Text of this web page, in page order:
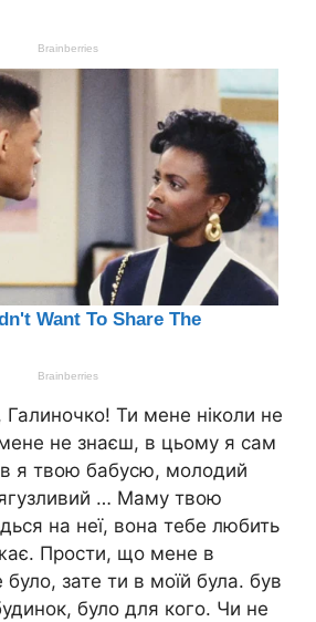
Галиночко! Ти мене ніколи не
не знаєш, в цьому я сам
я твою бабусю, молодий
… Маму твою
на неї, вона тебе любить
Прости, що мене в
зате ти в моїй була. був
було для кого. Чи не